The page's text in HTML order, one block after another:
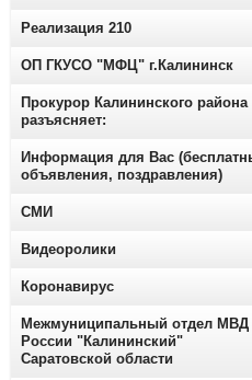
Реализация 210
ОП ГКУСО "МФЦ" г.Калининск
Прокурор Калининского района
разъясняет:
Информация для Вас
объявления, поздравления)
СМИ
Видеоролики
Коронавирус
Межмуниципальный отдел МВД
России "Калининский"
Саратовской области